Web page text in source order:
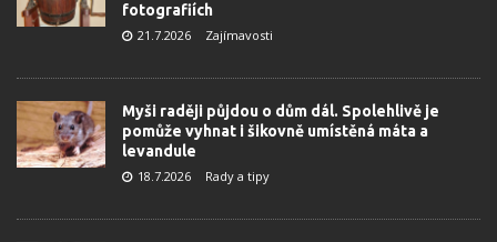
fotografiích
21.7.2026 Zajímavosti
Myši raději půjdou o dům dál. Spolehlivě je
pomůže vyhnat i šikovně umístěná máta a
levandule
18.7.2026 Rady a tipy